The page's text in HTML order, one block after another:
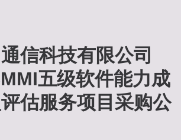
信科技有限公司
五级软件能力成
估服务项目采购公